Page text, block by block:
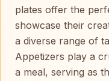
plates offer the
showcase their
a diverse range of
Appetizers play a
a meal, serving as